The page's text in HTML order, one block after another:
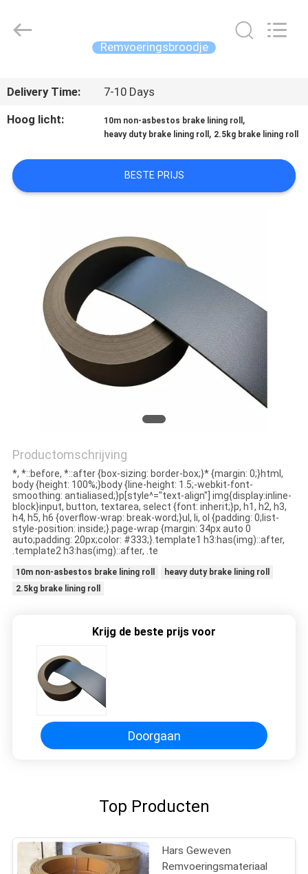
PRODUCTEN
ONGEVEER
ONS
KWALITEITSCONTROLE
CONTACTEER
VERZOEK
SITEMAP
PRIVACY
POLICY
Remvoeringsbroodje
Delivery Time:
7-10 Days
Hoog licht:
10m non-asbestos brake lining roll ,
heavy duty brake lining roll , 2.5kg brake lining roll
BESTE PRIJS
Productomschrijving
*, *::before, *::after {box-sizing: border-box;}* {margin: 0;}html,
body {height: 100%;}body {line-height: 1.5;-webkit-font-
smoothing: antialiased;}p[style^="text-align"] img{display:inline-
block}input, button, textarea, select {font: inherit;}p, h1, h2, h3,
h4, h5, h6 {overflow-wrap: break-word;}ul, li, ol {padding: 0;list-
style-position: inside;}.page-wrap {margin: 34px auto 0
auto;padding: 20px;color: #333;}.template1 h3:has(img)::after,
.template2 h3:has(img)::after, .te
10m non-asbestos brake lining roll
heavy duty brake lining roll
2.5kg brake lining roll
Krijg de beste prijs voor
Doorgaan
Top Producten
Hars Geweven
Remvoeringsmateriaal